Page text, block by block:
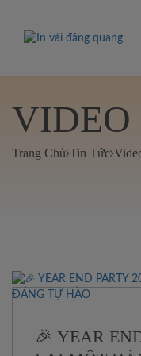
VIDEO
Trang Chủ Tin Tức
🎉 YEAR